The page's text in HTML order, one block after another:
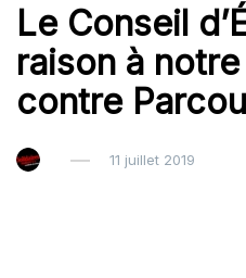
Le Conseil
raison à
contre
11 juillet 2019